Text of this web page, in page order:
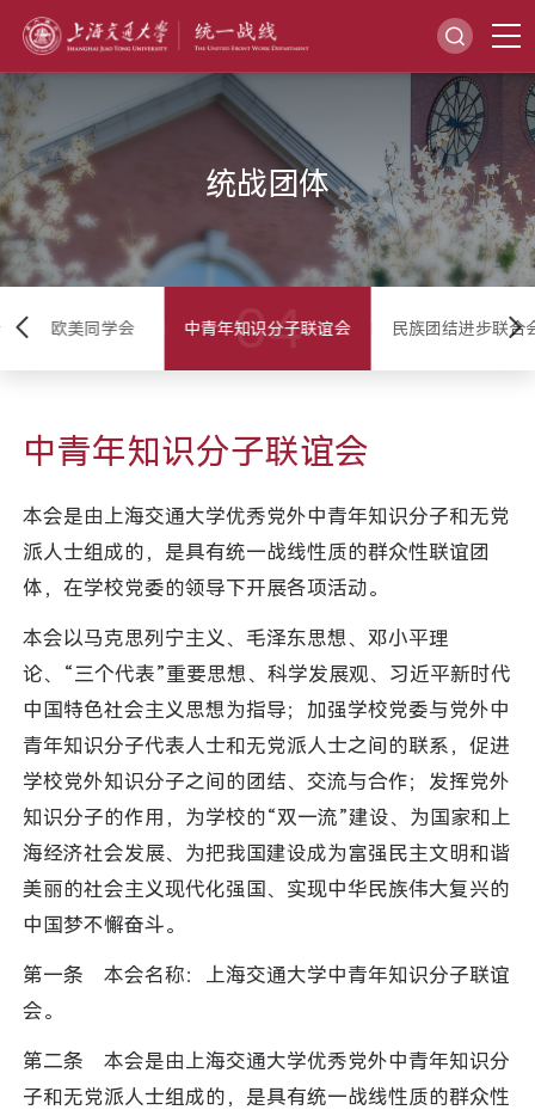
统战团体
欧美同学会 04
中青年知识分子联谊会 民族团结进步联合
中青年知识分子联谊会
本会是由上海交通大学优秀党外中青年知识分子和无党
派人士组成的，是具有统一战线性质的群众性联谊团
体，在学校党委的领导下开展各项活动。
本会以马克思列宁主义、毛泽东思想、邓小平理
论、“三个代表”重要思想、科学发展观、习近平新时代
中国特色社会主义思想为指导；加强学校党委与党外中
青年知识分子代表人士和无党派人士之间的联系，促进
学校党外知识分子之间的团结、交流与合作；发挥党外
知识分子的作用，为学校的“双一流”建设、为国家和上
海经济社会发展、为把我国建设成为富强民主文明和谐
美丽的社会主义现代化强国、实现中华民族伟大复兴的
中国梦不懈奋斗。
第一条 本会名称：上海交通大学中青年知识分子联谊
会。
第二条 本会是由上海交通大学优秀党外中青年知识分
子和无党派人士组成的，是具有统一战线性质的群众性